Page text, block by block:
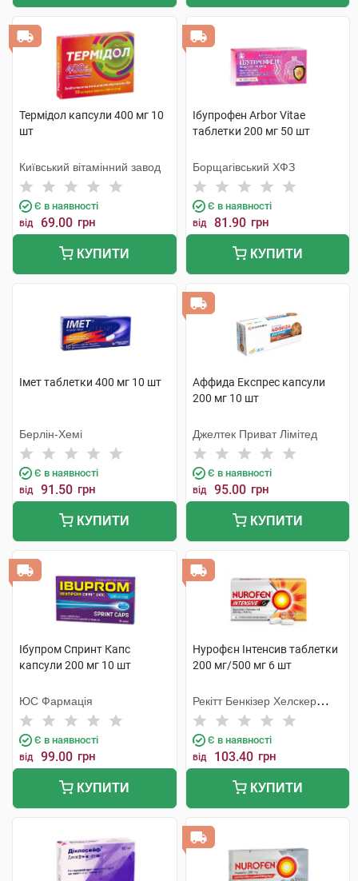
Термідол капсули 400 мг 10
шт
Київський вітамінний завод
Є в наявності
від 69.00 грн
КУПИТИ
Ібупрофен Arbor Vitae
таблетки 200 мг 50 шт
Борщагівський ХФЗ
Є в наявності
від 81.90 грн
КУПИТИ
Імет таблетки 400 мг 10 шт
Берлін-Хемі
Є в наявності
від 91.50 грн
КУПИТИ
Аффида Експрес капсули
200 мг 10 шт
Джелтек Приват Лімітед
Є в наявності
від 95.00 грн
КУПИТИ
Ібупром Спринт Капс
капсули 200 мг 10 шт
ЮС Фармація
Є в наявності
від 99.00 грн
КУПИТИ
Нурофєн Інтенсив таблетки
200 мг/500 мг 6 шт
Рекітт Бенкізер Хелскер
Інтернешнл
Є в наявності
від 103.40 грн
КУПИТИ